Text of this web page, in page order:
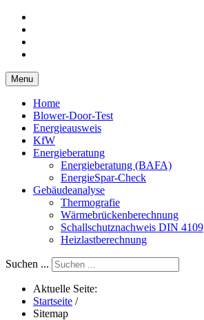
Menu
Home
Blower-Door-Test
Energieausweis
KfW
Energieberatung
Energieberatung (BAFA)
EnergieSpar-Check
Gebäudeanalyse
Thermografie
Wärmebrückenberechnung
Schallschutznachweis DIN 4109
Heizlastberechnung
Suchen ...
Aktuelle Seite:
Startseite /
Sitemap